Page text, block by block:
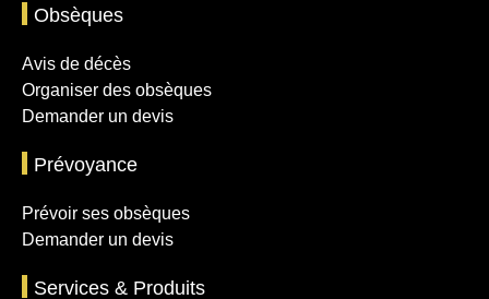
Obsèques
Avis de décès
Organiser des obsèques
Demander un devis
Prévoyance
Prévoir ses obsèques
Demander un devis
Services & Produits